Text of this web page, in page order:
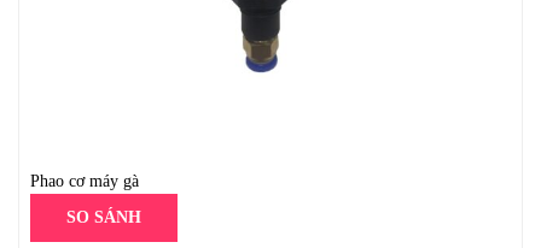
Phao cơ máy gà
SO SÁNH